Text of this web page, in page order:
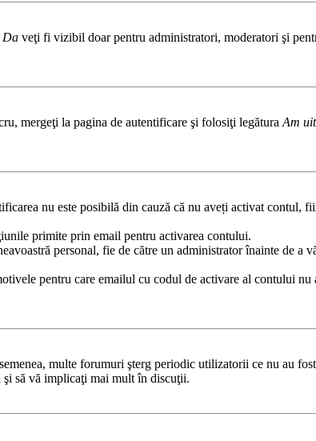
Da veţi fi vizibil doar pentru administratori, moderatori şi
mergeţi la pagina de autentificare şi folosiţi legătura Am
nu este posibilă din cauză că nu aveți activat contul,
primite prin email pentru activarea contului.
personal, fie de către un administrator înainte de a
pentru care emailul cu codul de activare al contului nu
multe forumuri şterg periodic utilizatorii ce nu au
şi să vă implicaţi mai mult în discuţii.